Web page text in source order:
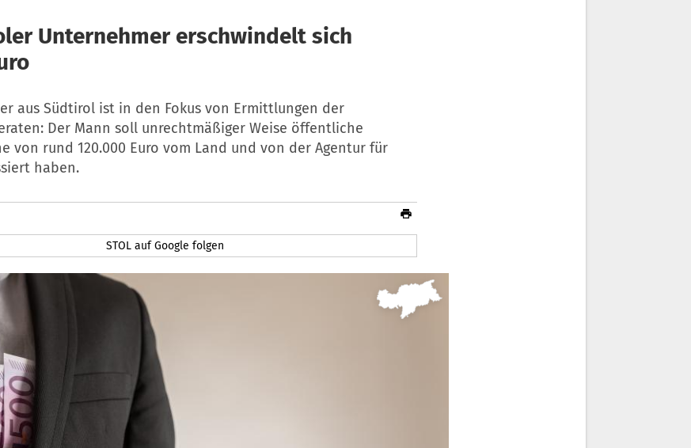
Unternehmer erschwindelt sich
aus Südtirol ist in den Fokus von Ermittlungen der
Der Mann soll unrechtmäßiger Weise öffentliche
von rund 120.000 Euro vom Land und von der Agentur für
haben.
STOL auf Google folgen